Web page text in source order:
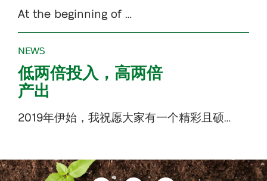
At the beginning of …
NEWS
低两倍投入，高两倍
产出
2019年伊始，我祝愿大家有一个精彩且硕…